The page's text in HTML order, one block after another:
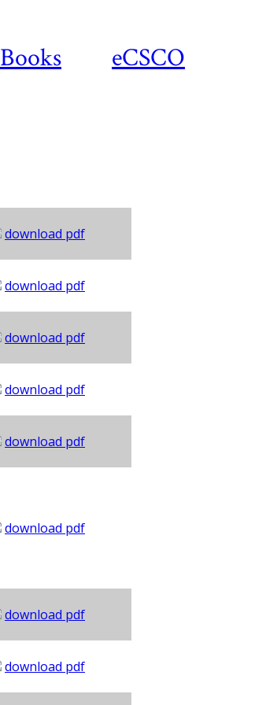
Books eCSCO
download pdf
download pdf
download pdf
download pdf
download pdf
download pdf
download pdf
download pdf